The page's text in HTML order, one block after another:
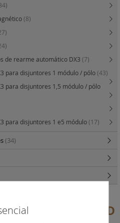
- 16 kA curva D
(8)
de rearme automático DX3 (7)
para disjuntores 1 módulo / pólo(43)
para disjuntores 1,5 módulo / pólo
para disjuntores 1 e5 módulo(17)
(34)